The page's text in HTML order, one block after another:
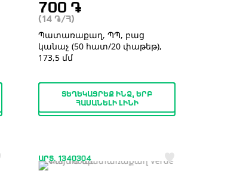
700 ֏
(14֏ /Հ)
Պատառաքաղ, ՊՊ, բաց
կանաչ (50 հատ/20 փաթեթ),
173,5 մմ
ՏԵՂԵԿԱՑՐԵՔ ԻՆՁ, ԵՐԲ
ՀԱՍԱՆԵԼԻ ԼԻՆԻ
ԱՐՏ. 1340304